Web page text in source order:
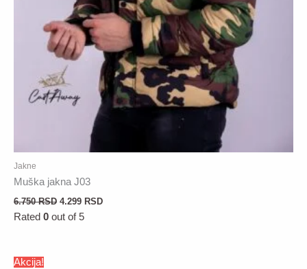
Jakne
Muška jakna J03
6.750RSD 4.299 RSD
Rated 0 out of 5
Akcija!